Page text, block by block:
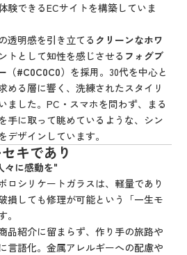
験できるECサイトを構築していま
透明感を引き立てる クリーンなホワ
トとして知性を感じさせる フォグブ
（#C0C0C0） を採用。30代を中心と
める層に響く、洗練されたスタイリ
ました。PC・スマホを問わず、まる
手に取って眺めているような、シン
デザインしています。
キであり
々に感動を"
ロシリケートガラスは、軽量であり
損しても修理が可能という「一生モ
品紹介に留まらず、作り手の旅路や
言語化。金属アレルギーへの配慮や